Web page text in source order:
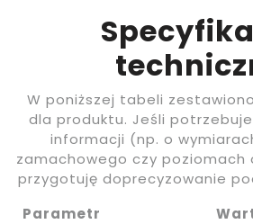
W poniższej tabeli
dla produktu. Jeśli
informacji (np. o
zamachowego czy poziomach
przygotuję doprecyzowanie
Parametr